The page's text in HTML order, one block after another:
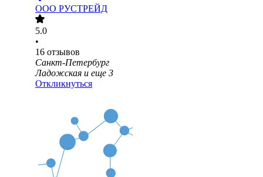
ООО РУСТРЕЙД
5.0
•
16 отзывов
Санкт-Петербург
Ладожская и еще 3
Откликнуться